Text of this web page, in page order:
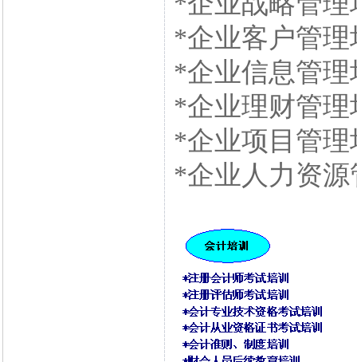
*企业客户管理
*企业信息管理
*企业理财管理
*企业项目管理
*企业人力资源